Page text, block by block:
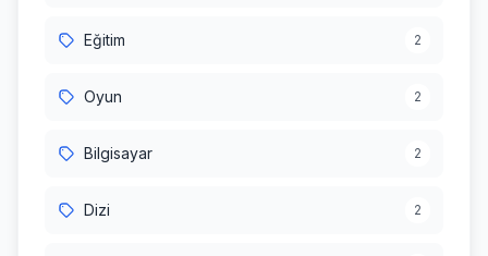
Eğitim 2
Oyun 2
Bilgisayar 2
Dizi 2